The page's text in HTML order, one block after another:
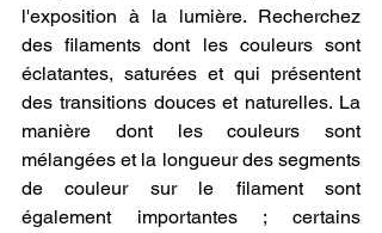
l'exposition à la lumière. Recherchez
des filaments dont les couleurs sont
éclatantes, saturées et qui présentent
des transitions douces et naturelles. La
manière dont les couleurs sont
mélangées et la longueur des segments
de couleur sur le filament sont
également importantes ; certains